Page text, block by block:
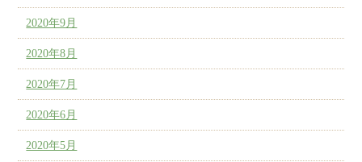
2020年9月
2020年8月
2020年7月
2020年6月
2020年5月